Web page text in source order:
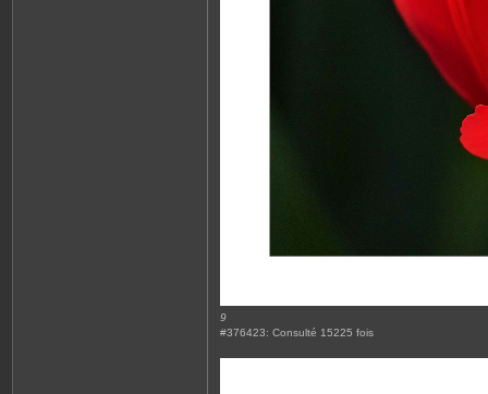
9
#376423: Consulté 15225 fois